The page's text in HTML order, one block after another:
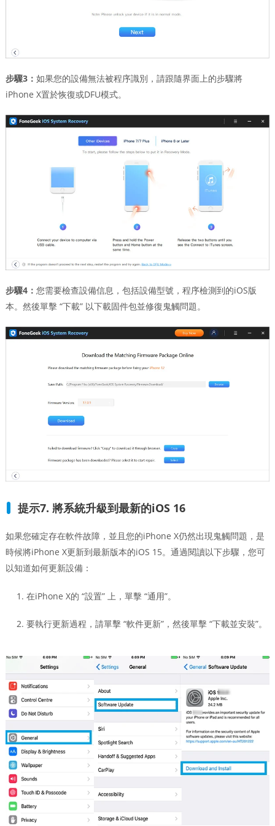
步驟3： 如果您的設備無法被程序識別，請跟隨界面上的步驟將
iPhone X置於恢復或DFU模式。
步驟4： 您需要檢查設備信息，包括設備型號，程序檢測到的iOS版
本。然後單擊 “下載” 以下載固件包並修復鬼觸問題。
提示7. 將系統升級到最新的iOS 16
如果您確定存在軟件故障，並且您的iPhone X仍然出現鬼觸問題，是
時候將iPhone X更新到最新版本的iOS 15。通過閱讀以下步驟，您可
以知道如何更新設備：
在iPhone X的 “設置” 上，單擊 “通用”。
要執行更新過程，請單擊 “軟件更新”，然後單擊 “下載並安裝”。